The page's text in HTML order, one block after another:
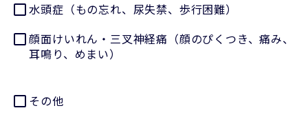
水頭症（もの忘れ、尿失禁、歩行困難）
顔面けいれん・三叉神経痛（顔のぴくつき、痛み、
耳鳴り、めまい）
その他